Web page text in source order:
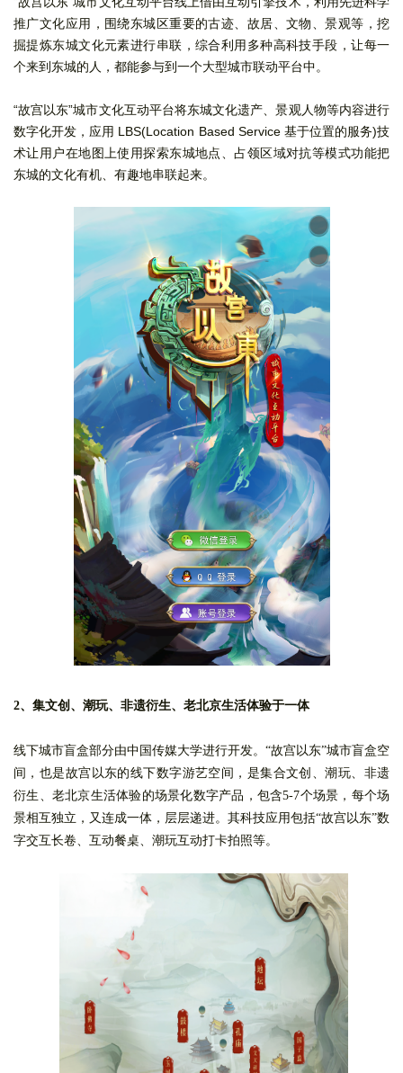
推广文化应用，围绕东城区重要的古迹、故居、文物、景观等，挖
掘提炼东城文化元素进行串联，综合利用多种高科技手段，让每一
个来到东城的人，都能参与到一个大型城市联动平台中。
“故宫以东”城市文化互动平台将东城文化遗产、景观人物等内容进行
数字化开发，应用 LBS(Location Based Service 基于位置的服务)技
术让用户在地图上使用探索东城地点、占领区域对抗等模式功能把
东城的文化有机、有趣地串联起来。
2、集文创、潮玩、非遗衍生、老北京生活体验于一体
线下城市盲盒部分由中国传媒大学进行开发。“故宫以东”城市盲盒空
间，也是故宫以东的线下数字游艺空间，是集合文创、潮玩、非遗
衍生、老北京生活体验的场景化数字产品，包含5-7个场景，每个场
景相互独立，又连成一体，层层递进。其科技应用包括“故宫以东”数
字交互长卷、互动餐桌、潮玩互动打卡拍照等。